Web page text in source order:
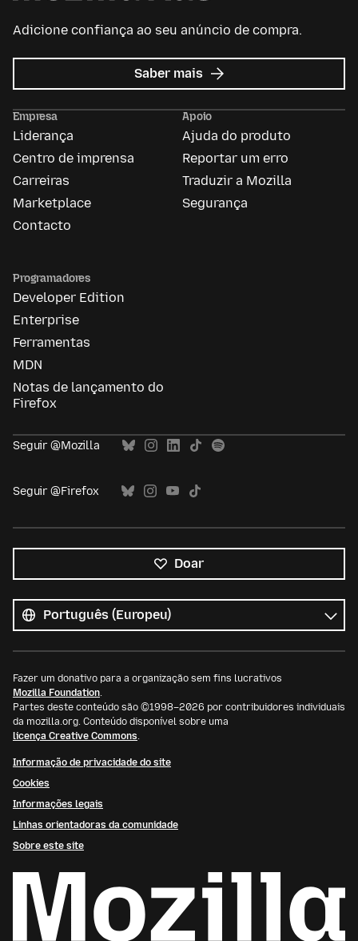
Adicione confiança ao seu anúncio de compra.
Saber mais sobre
Anúncios
Mozilla
Empresa
Liderança
Centro de imprensa
Carreiras
Marketplace
Contacto
Apoio
Ajuda do produto
Reportar um erro
Traduzir a Mozilla
Segurança
Programadores
Developer Edition
Enterprise
Ferramentas
MDN
Notas de lançamento do
Firefox
Seguir @Mozilla
Seguir @Firefox
Doar
os
idiomas
Idioma
Fazer um donativo para a organização sem fins lucrativos
Mozilla Foundation.
Partes deste conteúdo são ©1998–2026 por contribuidores individuais
da mozilla.org. Conteúdo disponível sobre uma
licença Creative Commons.
Informação de privacidade do site
Cookies
Informações legais
Linhas orientadoras da comunidade
Sobre este site